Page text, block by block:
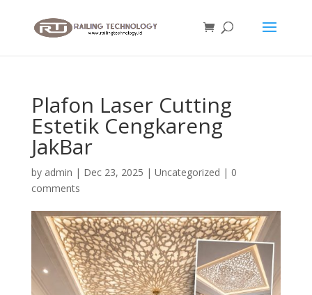
Plafon Laser Cutting
Estetik Cengkareng
JakBar
by admin | Dec 23, 2025 | Uncategorized | 0
comments